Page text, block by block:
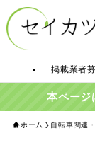
掲載業者
本ページ
ホーム 自転車関連